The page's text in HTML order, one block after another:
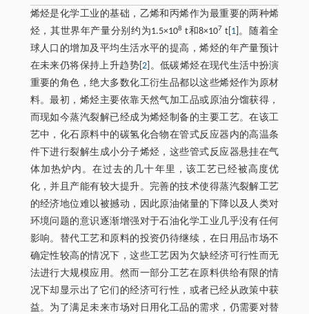
烯烃是化学工业的基础，乙烯和丙烯作为最重要的两种烯
烃，其世界年产量分别约为1.5×108 t和8×107 t[ 1]。随着全
球人口的增加及平均生活水平的提高，烯烃的年产量预计
在未来仍将保持上升趋势[2 ]。低碳烯烃在现代生活中扮演
重要的角色，绝大多数化工衍生品都以这些烯烃作为原材
料。最初，烯烃主要依靠天然气加工品或原油分馏获得，
而现如今蒸汽裂解已经成为烯烃制备的主要工艺。在该工
艺中，化石原料中的碳氢化合物在管式反应器内的高温条
件下进行裂解生成小分子烯烃，这些管式反应器悬挂在气
体加热炉内。在过去的几十年里，该工艺已经被高度优
化，并且产能有较大提升。完善的技术使得蒸汽裂解工艺
的经济地位难以被撼动，因此原油储量的下降以及人类对
环境问题的意识逐渐增强对于石油化学工业几乎没有任何
影响。替代工艺和原料的投资仍待继续，在日用品市场不
确定性较高的情况下，这些工艺因为欠缺经济可行性而无
法进行大规模应用。然而一部分工艺在原料供给有限的情
况下却显示出了它们的经济可行性，或者已经从政策中获
益。为了满足未来市场对日用化工品的需求，仍需要对替